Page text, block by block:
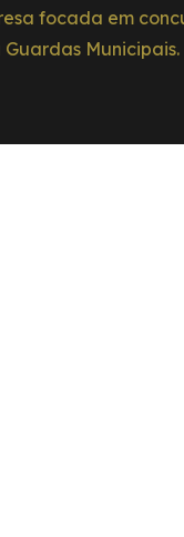
focada em
Municipais.